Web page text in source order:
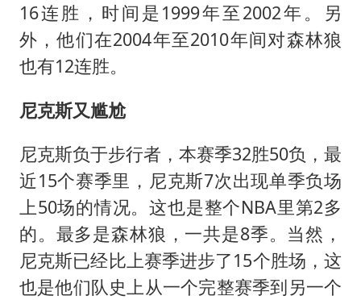
16连胜，时间是1999年至2002年。另
外，他们在2004年至2010年间对森林狼
也有12连胜。
尼克斯又尴尬
尼克斯负于步行者，本赛季32胜50负，最
近15个赛季里，尼克斯7次出现单季负场
上50场的情况。这也是整个NBA里第2多
的。最多是森林狼，一共是8季。当然，
尼克斯已经比上赛季进步了15个胜场，这
也是他们队史上从一个完整赛季到另一个